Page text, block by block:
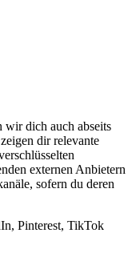
dich auch abseits
dir relevante
externen Anbietern
sofern du deren
Pinterest, TikTok